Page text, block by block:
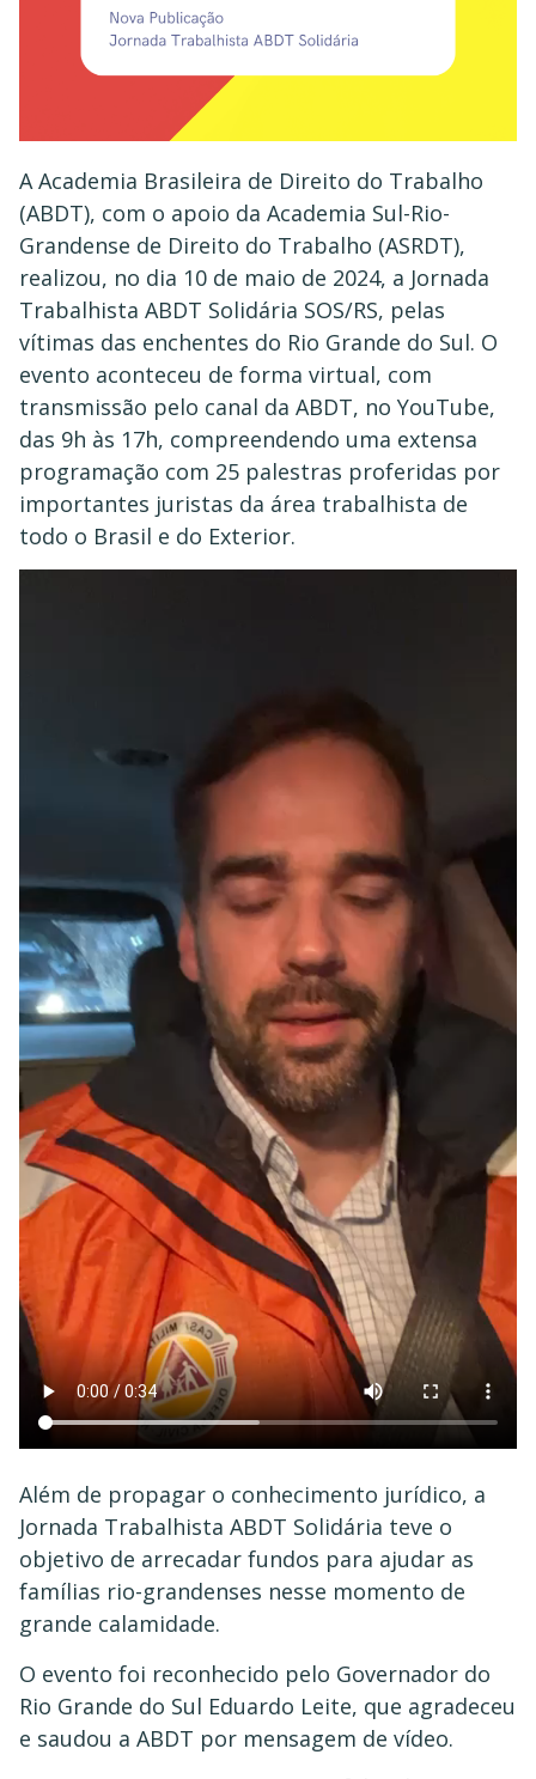
A Academia Brasileira de Direito do Trabalho
(ABDT), com o apoio da Academia Sul-Rio-
Grandense de Direito do Trabalho (ASRDT),
realizou, no dia 10 de maio de 2024, a Jornada
Trabalhista ABDT Solidária SOS/RS, pelas
vítimas das enchentes do Rio Grande do Sul. O
evento aconteceu de forma virtual, com
transmissão pelo canal da ABDT, no YouTube,
das 9h às 17h, compreendendo uma extensa
programação com 25 palestras proferidas por
importantes juristas da área trabalhista de
todo o Brasil e do Exterior.
Além de propagar o conhecimento jurídico, a
Jornada Trabalhista ABDT Solidária teve o
objetivo de arrecadar fundos para ajudar as
famílias rio-grandenses nesse momento de
grande calamidade.
O evento foi reconhecido pelo Governador do
Rio Grande do Sul Eduardo Leite, que agradeceu
e saudou a ABDT por mensagem de vídeo.